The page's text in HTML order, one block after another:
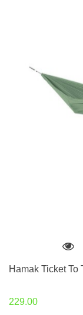
Hamak Ticket To
229.00